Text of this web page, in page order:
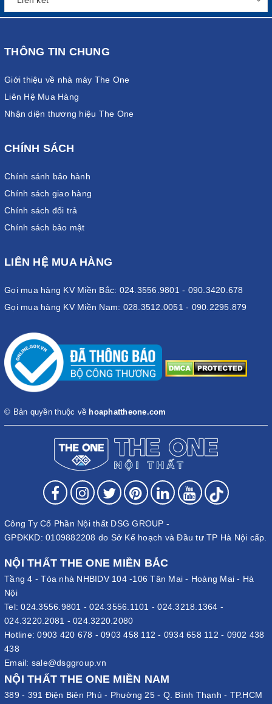
THÔNG TIN CHUNG
Giới thiệu về nhà máy The One
Liên Hệ Mua Hàng
Nhận diện thương hiệu The One
CHÍNH SÁCH
Chính sánh bảo hành
Chính sách giao hàng
Chính sách đổi trả
Chính sách bảo mật
LIÊN HỆ MUA HÀNG
Gọi mua hàng KV Miền Bắc: 024.3556.9801 - 090.3420.678
Gọi mua hàng KV Miền Nam: 028.3512.0051 - 090.2295.879
© Bản quyền thuộc về hoaphattheone.com
Công Ty Cổ Phần Nội thất DSG GROUP -
GPĐKKD: 0109882208 do Sở Kế hoạch và Đầu tư TP Hà Nội cấp.
NỘI THẤT THE ONE MIỀN BẮC
Tầng 4 - Tòa nhà NHBIDV 104 -106 Tân Mai - Hoàng Mai - Hà
Nội
Tel:024.3556.9801 -024.3556.1101 -024.3218.1364 -
024.3220.2081 - 024.3220.2080
Hotline:0903 420 678 - 0903 458 112 - 0934 658 112 - 0902 438
438
Email: sale@dsggroup.vn
NỘI THẤT THE ONE MIỀN NAM
389 - 391 Điện Biên Phủ - Phường 25 - Q. Bình Thạnh - TP.HCM